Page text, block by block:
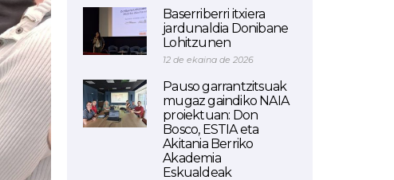
Baserriberri itxiera
jardunaldia Donibane
Lohitzunen
12 de ekaina de 2026
Pauso garrantzitsuak
mugaz gaindiko NAIA
proiektuan: Don
Bosco, ESTIA eta
Akitania Berriko
Akademia
Eskualdeak